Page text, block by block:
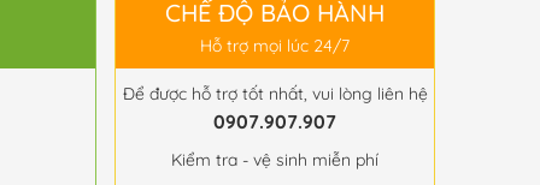
CHẾ ĐỘ BẢO HÀNH
Hỗ trợ mọi lúc 24/7
Để được hỗ trợ tốt nhất, vui lòng liên hệ
0907.907.907
Kiểm tra - vệ sinh miễn phí